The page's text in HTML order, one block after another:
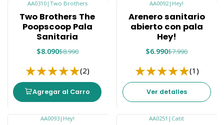
AA0310| Two Brothers
Two Brothers The
Poopscoop Pala
Sanitaria
$8.090$8.990
(2)
Agregar al Carro
Agotado
AA0092| Hey!
Arenero sanitario
abierto con pala
Hey!
$6.990$7.990
(1)
Ver detalles
AA0093| Hey! AA0251 | Catit